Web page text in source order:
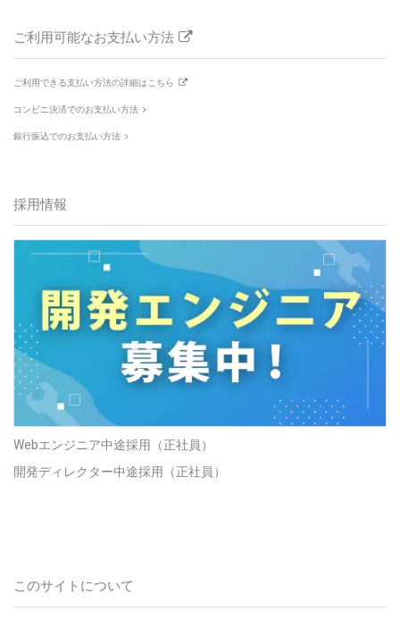
ご利用可能なお支払い方法
ご利用できる支払い方法の詳細はこちら
コンビニ決済でのお支払い方法
銀行振込でのお支払い方法
採用情報
Webエンジニア中途採用（正社員）
開発ディレクター中途採用（正社員）
このサイトについて